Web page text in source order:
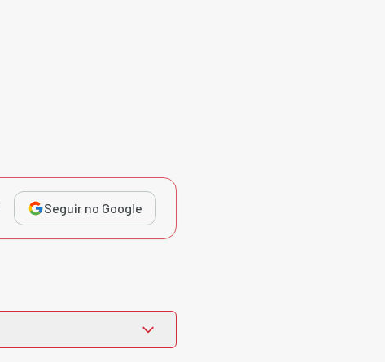
Seguir no Google